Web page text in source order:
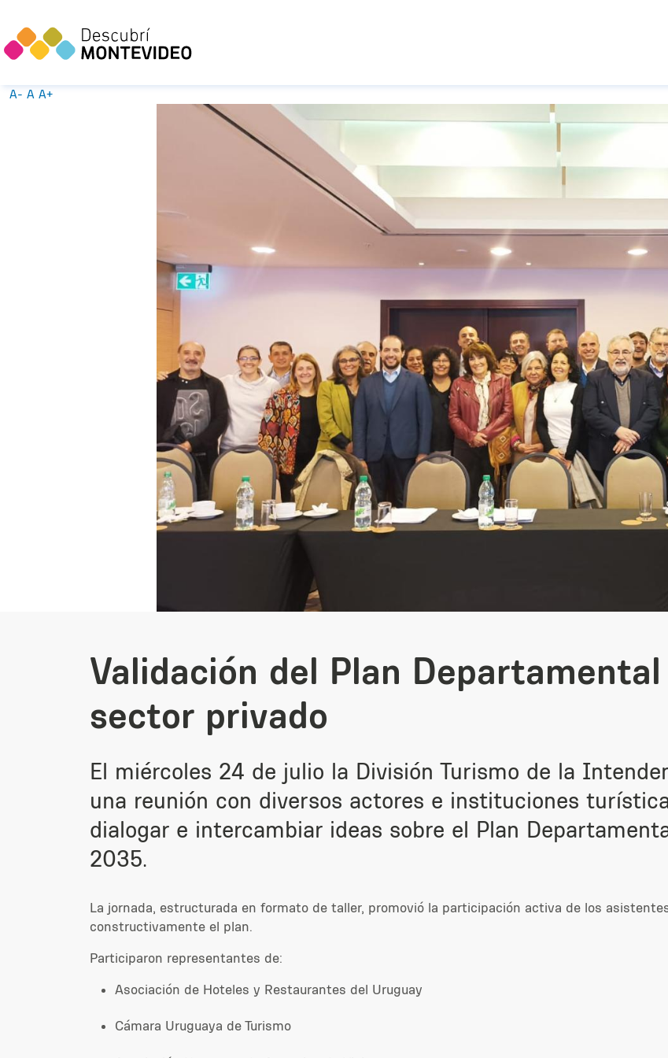
A- A A+
Validación del Plan
sector privado
El miércoles 24 de julio la División Turismo de la
una reunión con diversos actores e instituciones
dialogar e intercambiar ideas sobre el Plan
2035.
La jornada, estructurada en formato de taller, promovió la participación activa de los
constructivamente el plan.
Participaron representantes de:
Asociación de Hoteles y Restaurantes del Uruguay
Cámara Uruguaya de Turismo